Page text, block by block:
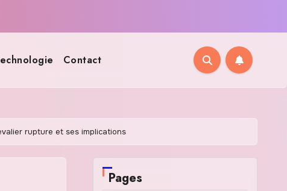
Contact
rupture et ses implications
Pages